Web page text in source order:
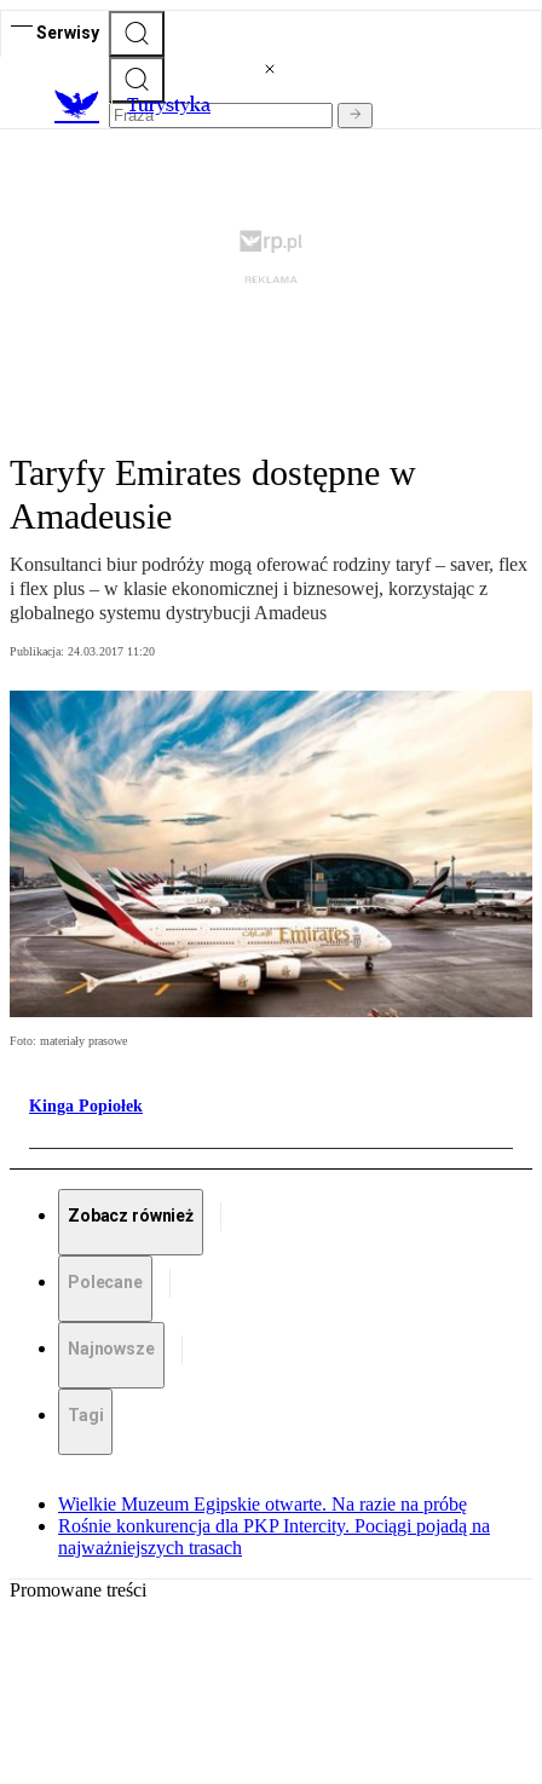
Serwisy
Turystyka
Taryfy Emirates dostępne w
Amadeusie
Konsultanci biur podróży mogą oferować rodziny taryf – saver, flex
i flex plus – w klasie ekonomicznej i biznesowej, korzystając z
globalnego systemu dystrybucji Amadeus
Publikacja: 24.03.2017 11:20
Foto: materiały prasowe
Kinga Popiołek
Zobacz również
Polecane
Najnowsze
Tagi
Wielkie Muzeum Egipskie otwarte. Na razie na próbę
Rośnie konkurencja dla PKP Intercity. Pociągi pojadą na
najważniejszych trasach
Promowane treści